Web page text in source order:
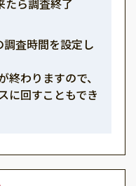
ら調査終了
査時間を設定し
わりますので、
に回すこともでき